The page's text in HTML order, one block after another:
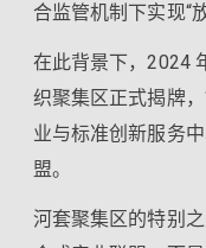
合监管机制下实现“
在此背景下，2024
织聚集区正式揭牌
业与标准创新服务
盟。
河套聚集区的特别